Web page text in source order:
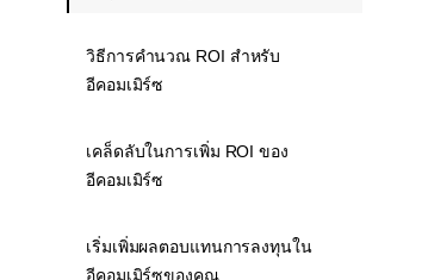
วิธีการคำนวณ ROI สำหรับ
อีคอมเมิร์ซ
เคล็ดลับในการเพิ่ม ROI ของ
อีคอมเมิร์ซ
เริ่มเพิ่มผลตอบแทนการลงทุนใน
อีคอมเมิร์ซของคุณ